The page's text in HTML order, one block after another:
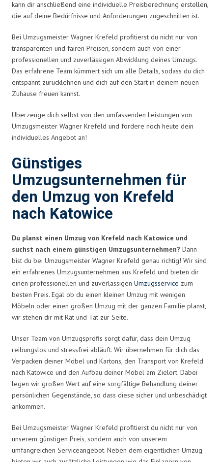
kann dir anschließend eine individuelle Preisberechnung erstellen,
die auf deine Bedürfnisse und Anforderungen zugeschnitten ist.
Bei Umzugsmeister Wagner Krefeld profitierst du nicht nur von
transparenten und fairen Preisen, sondern auch von einer
professionellen und zuverlässigen Abwicklung deines Umzugs.
Das erfahrene Team kümmert sich um alle Details, sodass du dich
entspannt zurücklehnen und dich auf den Start in deinem neuen
Zuhause freuen kannst.
Überzeuge dich selbst von den umfassenden Leistungen von
Umzugsmeister Wagner Krefeld und fordere noch heute dein
individuelles Angebot an!
Günstiges
Umzugsunternehmen für
den Umzug von Krefeld
nach Katowice
Du planst einen Umzug von Krefeld nach Katowice und
suchst nach einem günstigen Umzugsunternehmen? Dann
bist du bei Umzugsmeister Wagner Krefeld genau richtig! Wir sind
ein erfahrenes Umzugsunternehmen aus Krefeld und bieten dir
einen professionellen und zuverlässigen Umzugsservice zum
besten Preis. Egal ob du einen kleinen Umzug mit wenigen
Möbeln oder einen großen Umzug mit der ganzen Familie planst,
wir stehen dir mit Rat und Tat zur Seite.
Unser Team von Umzugsprofis sorgt dafür, dass dein Umzug
reibungslos und stressfrei abläuft. Wir übernehmen für dich das
Verpacken deiner Möbel und Kartons, den Transport von Krefeld
nach Katowice und den Aufbau deiner Möbel am Zielort. Dabei
legen wir großen Wert auf eine sorgfältige Behandlung deiner
persönlichen Gegenstände, so dass diese sicher und unbeschädigt
ankommen.
Bei Umzugsmeister Wagner Krefeld profitierst du nicht nur von
unserem günstigen Preis, sondern auch von unserem
umfangreichen Serviceangebot. Neben dem eigentlichen Umzug